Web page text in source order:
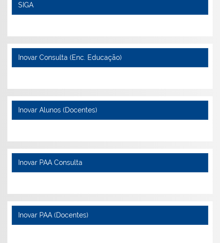
SIGA
Inovar Consulta (Enc. Educação)
Inovar Alunos (Docentes)
Inovar PAA Consulta
Inovar PAA (Docentes)